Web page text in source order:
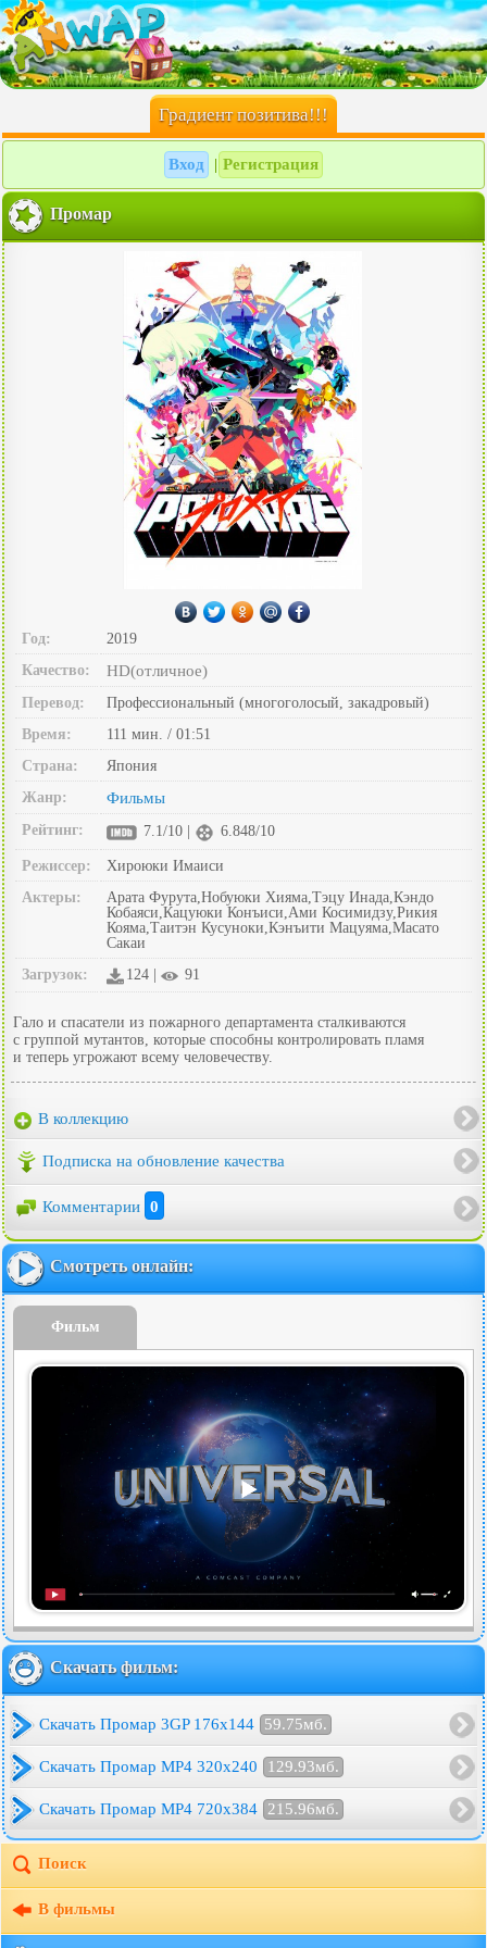
Градиент позитива!!!
Вход Регистрация
Промар
Год:
2019
Качество:
HD(отличное)
Перевод:
Профессиональный (многоголосый, закадровый)
Время:
111 мин. / 01:51
Страна:
Япония
Жанр:
Фильмы
Рейтинг: 7.1/10 | 6.848/10
Режиссер:
Хироюки Имаиси
Актеры:
Арата Фурута,Нобуюки Хияма,Тэцу Инада,Кэндо
Кобаяси,Кацуюки Конъиси,Ами Косимидзу,Рикия
Кояма,Таитэн Кусуноки,Кэнъити Мацуяма,Масато
Сакаи
Загрузок:
124 | 91
Гало и спасатели из пожарного департамента сталкиваются
с группой мутантов, которые способны контролировать пламя
и теперь угрожают всему человечеству.
В коллекцию
Подписка на обновление качества
Комментарии 0
Смотреть онлайн:
Фильм
Скачать фильм:
Скачать Промар 3GP 176x144 59.75мб.
Скачать Промар MP4 320x240 129.93мб.
Скачать Промар MP4 720x384 215.96мб.
Поиск
В фильмы